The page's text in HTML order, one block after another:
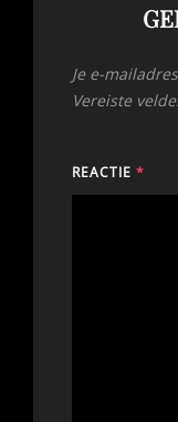
Je e-
Vereiste
REACTIE *